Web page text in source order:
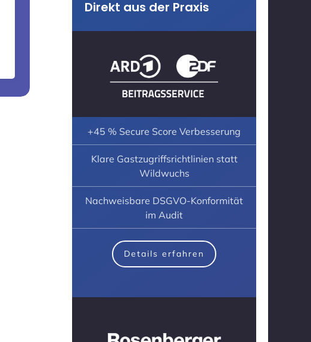
Direkt aus der Praxis
+45 % Secure Score Verbesserung
Klare Gastzugriffsrichtlinien statt
Wildwuchs
Nachweisbare DSGVO-Konformität
im Audit
Details erfahren